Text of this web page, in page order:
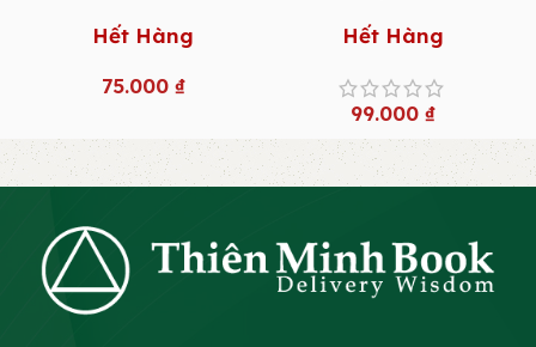
Hết Hàng
75.000 ₫
Hết Hàng
99.000 ₫